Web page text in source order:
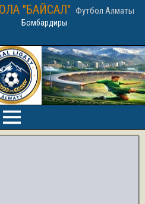
"БАЙСАЛ" Футбол Алматы
Бомбардиры